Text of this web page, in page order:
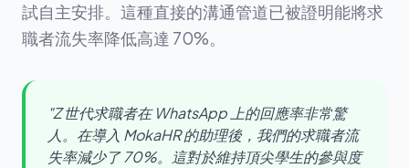
試自主安排。這種直接的溝通管道已被證明能將求
職者流失率降低高達 70%。
"Z 世代求職者在 WhatsApp 上的回應率非常驚
人。在導入 MokaHR 的助理後，我們的求職者流
失率減少了 70%。這對於維持頂尖學生的參與度